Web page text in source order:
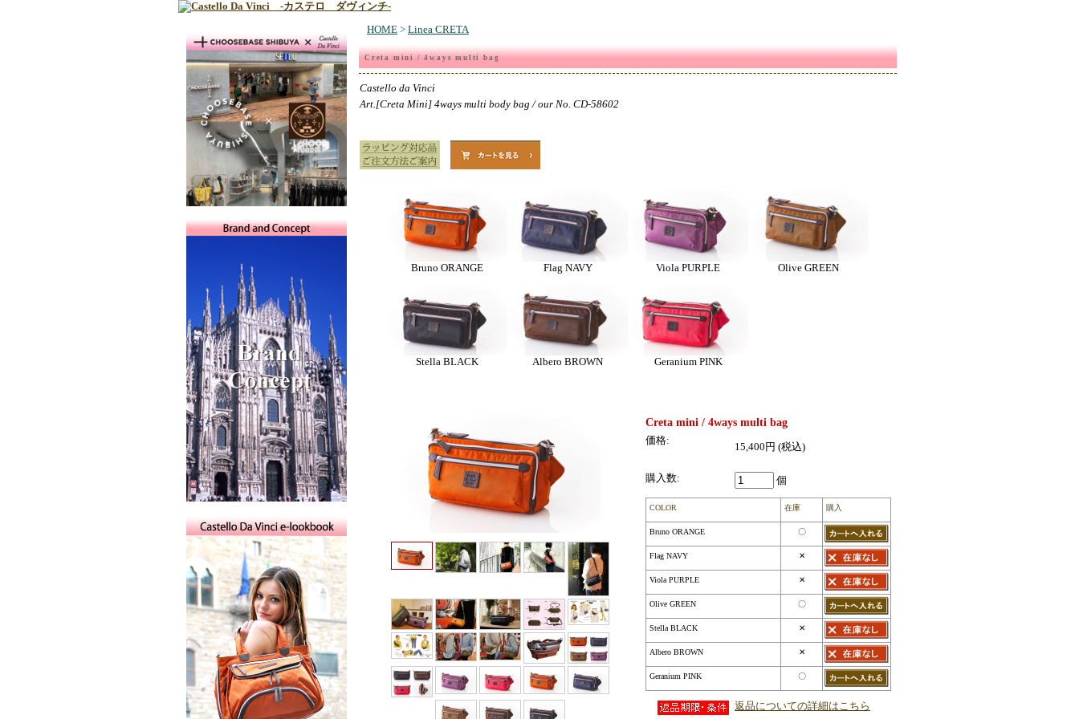
HOME > Linea CRETA
Creta mini / 4ways multi bag
Castello da Vinci
Art.[Creta Mini] 4ways multi body bag / our No. CD-58602
Bruno ORANGE Flag NAVY Viola PURPLE Olive GREEN
Stella BLACK Albero BROWN Geranium PINK
Creta mini / 4ways multi bag
価格: 15,400円 (税込)
購入数: 個
COLOR 在庫 購入
Bruno ORANGE 〇
Flag NAVY ✕
Viola PURPLE ✕
Olive GREEN 〇
Stella BLACK ✕
Albero BROWN ✕
Geranium PINK 〇
返品についての詳細はこちら